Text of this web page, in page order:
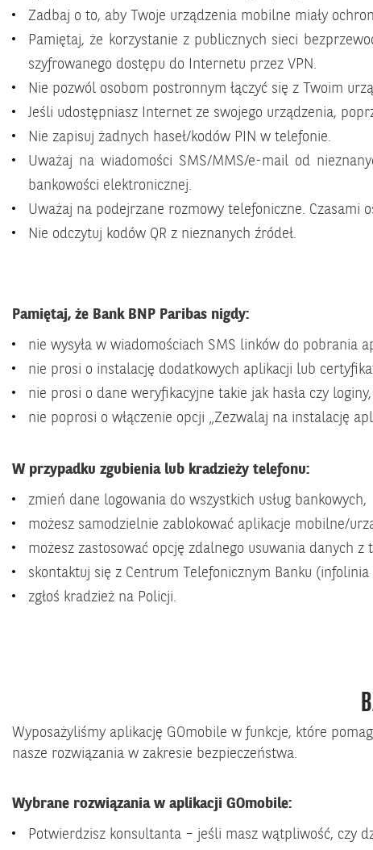
Zadbaj o to, aby Twoje urządzenia mobilne miały
Pamiętaj, że korzystanie z publicznych sieci
szyfrowanego dostępu do Internetu przez VPN.
Nie pozwól osobom postronnym łączyć się z Twoim
Jeśli udostępniasz Internet ze swojego urządzenia,
Nie zapisuj żadnych haseł/kodów PIN w telefonie.
Uważaj na wiadomości SMS/MMS/e-mail od
bankowości elektronicznej.
Uważaj na podejrzane rozmowy telefoniczne. Czasami
Nie odczytuj kodów QR z nieznanych źródeł.
Pamiętaj, że Bank BNP Paribas nigdy:
nie wysyła w wiadomościach SMS linków do pobrania
nie prosi o instalację dodatkowych aplikacji lub
nie prosi o dane weryfikacyjne takie jak hasła czy loginy,
nie poprosi o włączenie opcji „Zezwalaj na instalację
W przypadku zgubienia lub kradzieży telefonu:
zmień dane logowania do wszystkich usług bankowych,
możesz samodzielnie zablokować aplikacje mobilne/
możesz zastosować opcję zdalnego usuwania danych z
skontaktuj się z Centrum Telefonicznym Banku
zgłoś kradzież na Policji.
Wyposażyliśmy aplikację GOmobile w funkcje, które
nasze rozwiązania w zakresie bezpieczeństwa.
Wybrane rozwiązania w aplikacji GOmobile:
Potwierdzisz konsultanta – jeśli masz wątpliwość, czy